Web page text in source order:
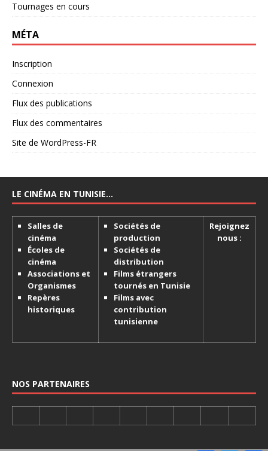
Tournages en cours
MÉTA
Inscription
Connexion
Flux des publications
Flux des commentaires
Site de WordPress-FR
LE CINÉMA EN TUNISIE…
Salles de
cinéma
Écoles de
cinéma
Associations et
Organismes
Repères
historiques
Sociétés de
production
Sociétés de
distribution
Films étrangers
tournés en Tunisie
Films avec
contribution
tunisienne
Rejoignez
nous :
NOS PARTENAIRES